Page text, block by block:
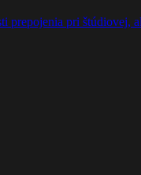
prepojenia pri štúdiovej,